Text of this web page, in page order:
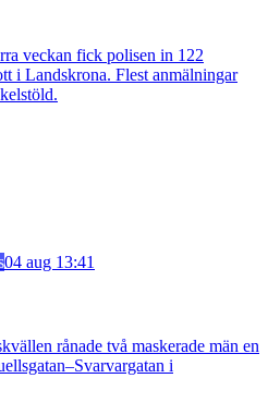
veckan fick polisen in 122
i Landskrona. Flest anmälningar
04 aug 13:41
rånade två maskerade män en
i